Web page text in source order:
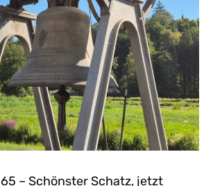
65 – Schönster Schatz, jetzt